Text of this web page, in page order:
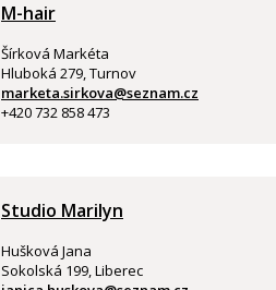
M-hair
Šírková Markéta
Hluboká 279, Turnov
marketa.sirkova@seznam.cz
+420 732 858 473
Studio Marilyn
Hušková Jana
Sokolská 199, Liberec